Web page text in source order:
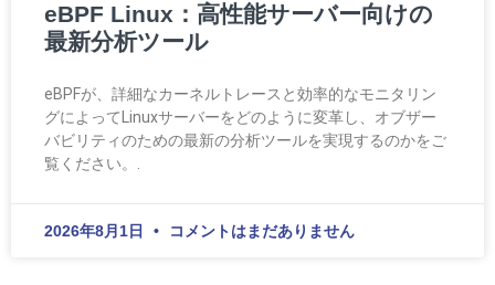
eBPF Linux：高性能サーバー向けの
最新分析ツール
eBPFが、詳細なカーネルトレースと効率的なモニタリン
グによってLinuxサーバーをどのように変革し、オブザー
バビリティのための最新の分析ツールを実現するのかをご
覧ください。.
2026年8月1日 コメントはまだありません